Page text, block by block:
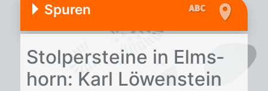
Spuren
Stol­per­stei­ne in Elms­
horn: Karl Lö­wen­stein